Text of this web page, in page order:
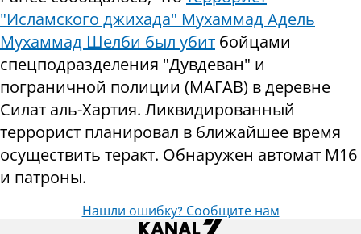
"Исламского джихада" Мухаммад Адель
Мухаммад Шелби был убит бойцами
спецподразделения "Дувдеван" и
пограничной полиции (МАГАВ) в деревне
Силат аль-Хартия. Ликвидированный
террорист планировал в ближайшее время
осуществить теракт. Обнаружен автомат М16
и патроны.
Нашли ошибку? Сообщите нам